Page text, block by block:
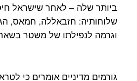
ביותר שלה – לאחר שישראל
שלוחותיה: חזבאללה, חמאס,
וגרמה לנפילתו של משטר
גורמים מדיניים אומרים כי